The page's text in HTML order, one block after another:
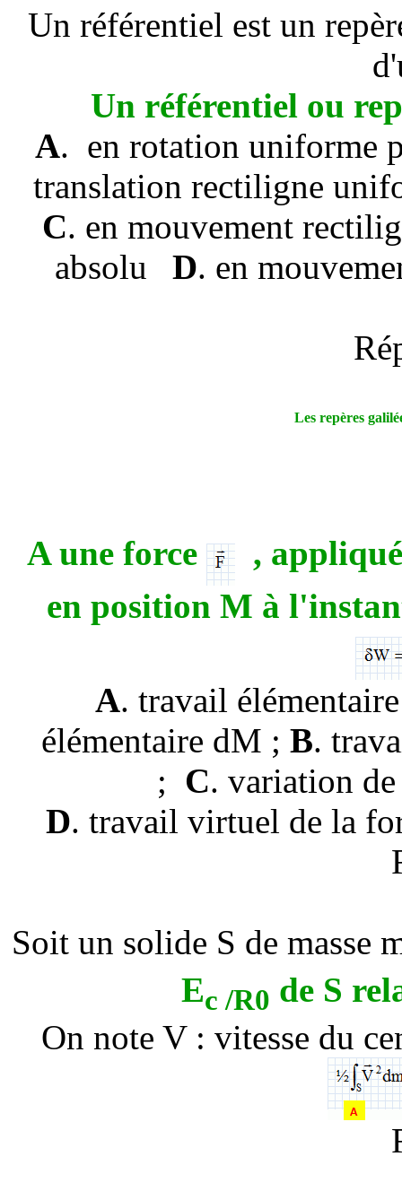
Un référentiel est un
Un référentiel ou
A. en rotation uniforme
translation rectiligne
C. en mouvement
absolu
D. en
Les repères
A une force
,
en position M à
A. travail
élémentaire dM ; B.
; C. variation
D. travail virtuel de la
Soit un solide S de masse
Ec /R0 de S
On note V : vitesse du